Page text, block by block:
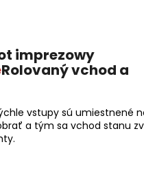
Rolovaný vchod a
vstupy sú umiestnené
a tým sa vchod stanu